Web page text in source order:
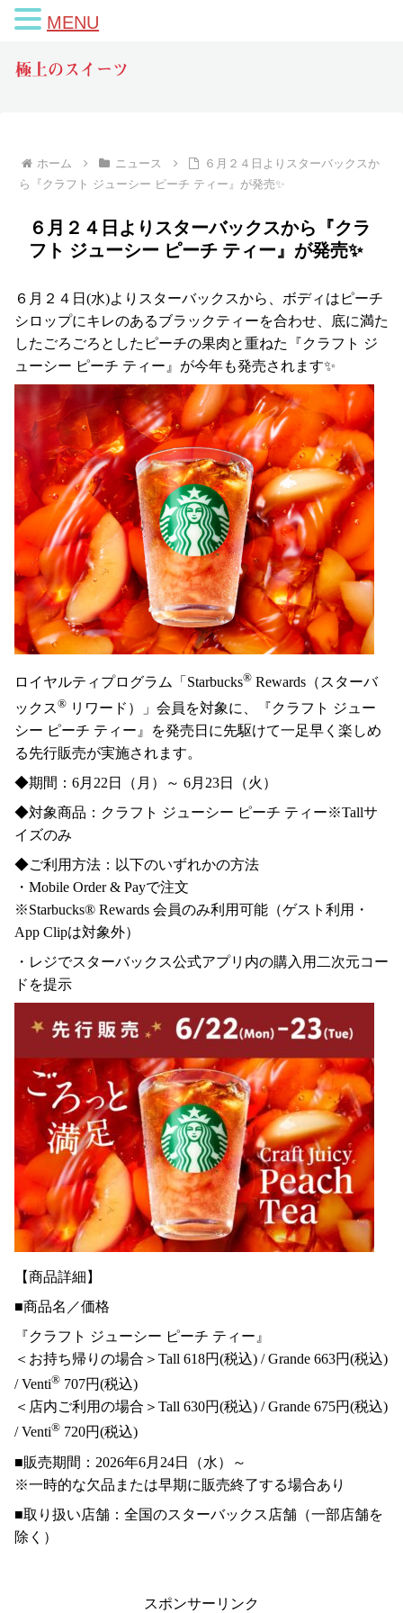
極上のスイーツ
ホーム ニュース
６月２４日よりスターバックスか
ら『クラフト ジューシー ピーチ ティー』が発売✨
６月２４日よりスターバックスから『クラ
フト ジューシー ピーチ ティー』が発売✨
６月２４日(水)よりスターバックスから、ボディはピーチ
シロップにキレのあるブラックティーを合わせ、底に満た
したごろごろとしたピーチの果肉と重ねた『クラフト ジ
ューシー ピーチ ティー』が今年も発売されます✨
ロイヤルティプログラム「Starbucks® Rewards（スターバ
ックス® リワード）」会員を対象に、『クラフト ジュー
シー ピーチ ティー』を発売日に先駆けて一足早く楽しめ
る先行販売が実施されます。
◆期間：6月22日（月）～ 6月23日（火）
◆対象商品：クラフト ジューシー ピーチ ティー※Tallサ
イズのみ
◆ご利用方法：以下のいずれかの方法
・Mobile Order & Payで注文
※Starbucks® Rewards 会員のみ利用可能（ゲスト利用・
App Clipは対象外）
・レジでスターバックス公式アプリ内の購入用二次元コー
ドを提示
【商品詳細】
■商品名／価格
『クラフト ジューシー ピーチ ティー』
＜お持ち帰りの場合＞Tall 618円(税込) / Grande 663円(税込)
/ Venti® 707円(税込)
＜店内ご利用の場合＞Tall 630円(税込) / Grande 675円(税込)
/ Venti® 720円(税込)
■販売期間：2026年6月24日（水）～
※一時的な欠品または早期に販売終了する場合あり
■取り扱い店舗：全国のスターバックス店舗（一部店舗を
除く）
スポンサーリンク
MENU